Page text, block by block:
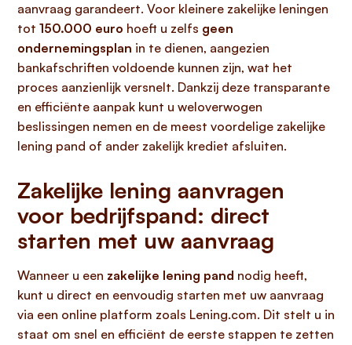
aanvraag garandeert. Voor kleinere zakelijke leningen
tot 150.000 euro hoeft u zelfs geen
ondernemingsplan in te dienen, aangezien
bankafschriften voldoende kunnen zijn, wat het
proces aanzienlijk versnelt. Dankzij deze transparante
en efficiënte aanpak kunt u weloverwogen
beslissingen nemen en de meest voordelige zakelijke
lening pand of ander zakelijk krediet afsluiten.
Zakelijke lening aanvragen
voor bedrijfspand: direct
starten met uw aanvraag
Wanneer u een zakelijke lening pand nodig heeft,
kunt u direct en eenvoudig starten met uw aanvraag
via een online platform zoals Lening.com. Dit stelt u in
staat om snel en efficiënt de eerste stappen te zetten